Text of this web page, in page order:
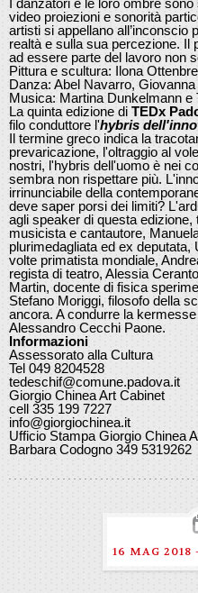
I danzatori e le loro ombre
video proiezioni e sonorità
artisti si appellano all’inconscio
realtà e sulla sua percezione. Il
ad essere parte del lavoro non
Pittura e scultura: Ilona
Danza: Abel Navarro,
Musica: Martina Dunkelmann e
La quinta edizione di TEDx
filo conduttore l'hybris
Il termine greco indica la
prevaricazione, l'oltraggio al
nostri, l'hybris dell'uomo è nei
sembra non rispettare più.
irrinunciabile della
deve saper porsi dei limiti?
agli speaker di questa
musicista e cantautore,
plurimedagliata ed ex
volte primatista mondiale,
regista di teatro, Alessia
Martin, docente di fisica
Stefano Moriggi, filosofo della
ancora. A condurre la
Alessandro Cecchi Paone.
Informazioni
Assessorato alla Cultura
Tel 049 8204528
tedeschif@comune.padova.it
Giorgio Chinea Art Cabinet
cell 335 199 7227
info@giorgiochinea.it
Ufficio Stampa Giorgio Chinea
Barbara Codogno 349 5319262
16 MAG 2018